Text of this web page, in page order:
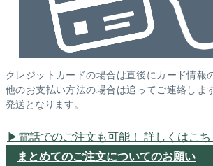
クレジットカードの場合は直後にカード情報
他のお支払い方法の場合は追ってご連絡しま
発送となります。
電話でのご注文も可能！ 詳しくはこち
まとめてのご注文についてのお願い